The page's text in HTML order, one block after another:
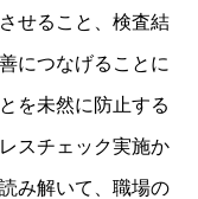
せること、検査結
につなげることに
を未然に防止する
スチェック実施か
み解いて、職場の